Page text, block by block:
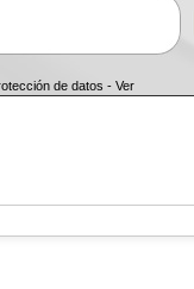
de datos -Ver